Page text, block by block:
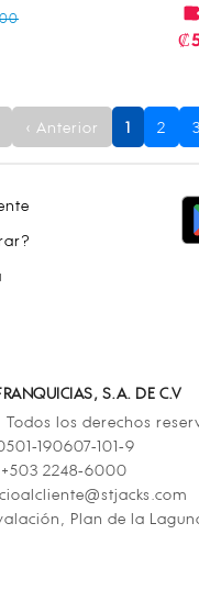
‹ Anterior 1 2 3
S.A. DE C.V
Todos los derechos
190607-101-9
+503 2248-6000
Plan de la